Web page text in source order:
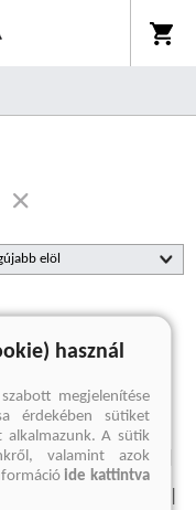
találat
nyilatkozat
használ
megjelenítése
érdekében sütiket
alkalmazunk. A sütik
valamint azok
ide kattintva